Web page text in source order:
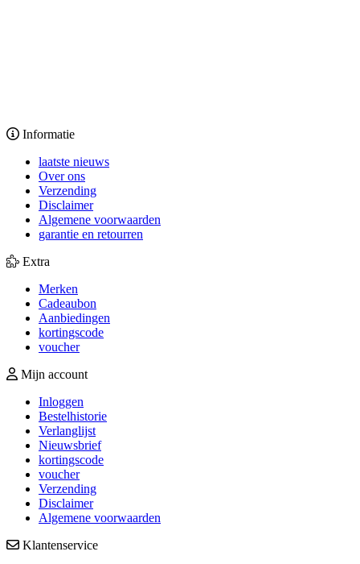
Informatie
laatste nieuws
Over ons
Verzending
Disclaimer
Algemene voorwaarden
garantie en retourren
Extra
Merken
Cadeaubon
Aanbiedingen
kortingscode
voucher
Mijn account
Inloggen
Bestelhistorie
Verlanglijst
Nieuwsbrief
kortingscode
voucher
Verzending
Disclaimer
Algemene voorwaarden
Klantenservice